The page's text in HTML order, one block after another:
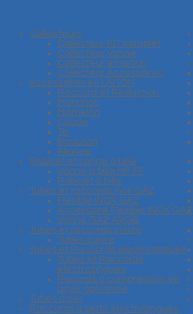
Collecteurs
Collecteur KIT complet
Collecteur Vanne
Collecteur en laiton
Collecteur Accessoires
Accessoires en LAITON
Raccord et Reduction
Manchon
Mamelon
Coude
Te
Bouchon
Allonge
Robinet et vanne à bille
Vanne à bille MF FF
Robinet à bille
Tubes et raccords inox GAZ
Flexible INOX GAZ
Accessoire Flexible INOX GAZ
Vanne GAZ ARGB
Tubes et raccords cuivre
Tubes cuivre
Tubes et Raccords électrozingués
Tubes et Raccords
électrozingués
Racords à compression en
acier galvanisé
Tubes acier
Raccords à sertir électrozingués